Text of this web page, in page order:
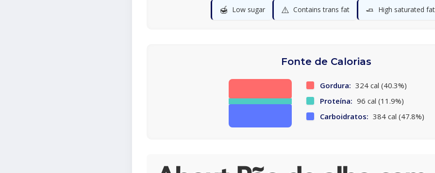
🍯 Low sugar ⚠️ Contains trans fat 🧈 High saturated fat
Fonte de Calorias
Gordura: 324 cal (40.3%)
Proteína: 96 cal (11.9%)
Carboidratos: 384 cal (47.8%)